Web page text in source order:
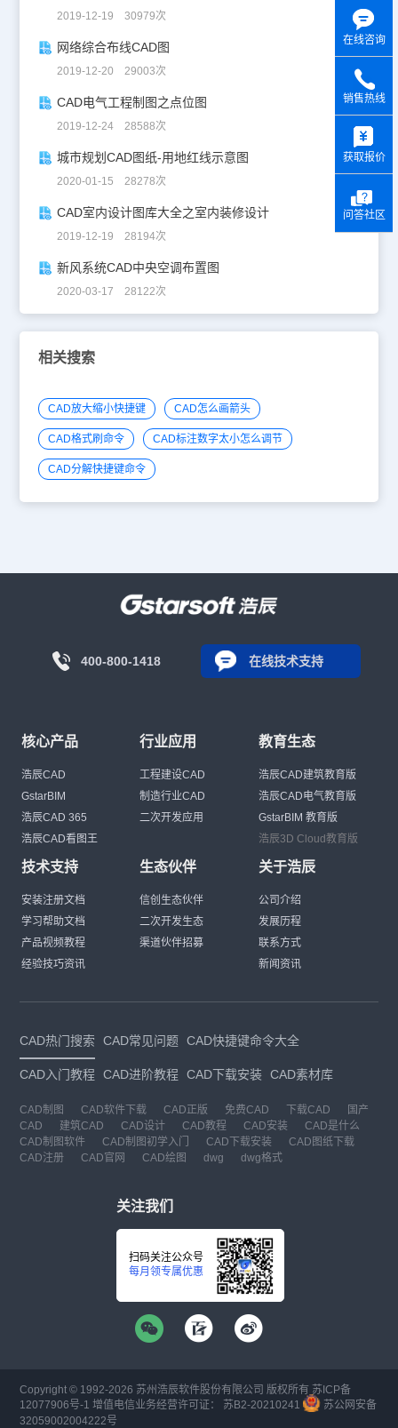
2019-12-19 30979次
网络综合布线CAD图
2019-12-20 29003次
CAD电气工程制图之点位图
2019-12-24 28588次
城市规划CAD图纸-用地红线示意图
2020-01-15 28278次
CAD室内设计图库大全之室内装修设计
2019-12-19 28194次
新风系统CAD中央空调布置图
2020-03-17 28122次
相关搜索
CAD放大缩小快捷键 CAD怎么画箭头
CAD格式刷命令 CAD标注数字太小怎么调节
CAD分解快捷键命令
400-800-1418 在线技术支持
核心产品
浩辰CAD
GstarBIM
浩辰CAD 365
浩辰CAD看图王
行业应用
工程建设CAD
制造行业CAD
二次开发应用
教育生态
浩辰CAD建筑教育版
浩辰CAD电气教育版
GstarBIM 教育版
浩辰3D Cloud教育版
技术支持
安装注册文档
学习帮助文档
产品视频教程
经验技巧资讯
生态伙伴
信创生态伙伴
二次开发生态
渠道伙伴招募
关于浩辰
公司介绍
发展历程
联系方式
新闻资讯
CAD热门搜索 CAD常见问题 CAD快捷键命令大全
CAD入门教程 CAD进阶教程 CAD下载安装 CAD素材库
CAD制图 CAD软件下载 CAD正版 免费CAD 下载CAD
国产
CAD
建筑CAD CAD设计 CAD教程 CAD安装
CAD是什么
CAD制图软件
CAD制图初学入门 CAD下载安装
CAD图纸下载
CAD注册
CAD官网 CAD绘图 dwg dwg格式
关注我们
扫码关注公众号
每月领专属优惠
Copyright © 1992-2026 苏州浩辰软件股份有限公司 版权所有 苏ICP备
12077906号-1 增值电信业务经营许可证： 苏B2-20210241
苏公网安备
32059002004222号
在线咨询
销售热线
获取报价
问答社区